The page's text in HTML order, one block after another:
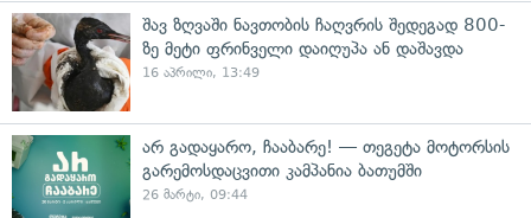
შავ ზღვაში ნავთობის ჩაღვრის შედეგად 800-
ზე მეტი ფრინველი დაიღუპა ან დაშავდა
16 აპრილი, 13:49
არ გადაყარო, ჩააბარე! — თეგეტა მოტორსის
გარემოსდაცვითი კამპანია ბათუმში
26 მარტი, 09:44